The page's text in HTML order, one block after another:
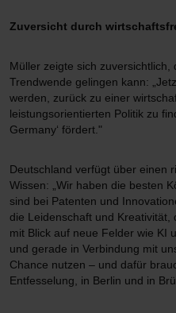
Zuversicht durch
Müller zeigte sich zuversichtlich,
Trendwende gelingen kann:
werden, zurück zu einer
leistungsorientierten Politik zu
Germany‘ fördert."
Deutschland verfügt über einen
Wissen: „Wir haben die besten
sind bei Patenten und
die Leidenschaft und
mit Blick auf neue Felder wie KI
und gerade in Verbindung mit
Chance nutzen – und dafür
Entfesselung, in Berlin und in